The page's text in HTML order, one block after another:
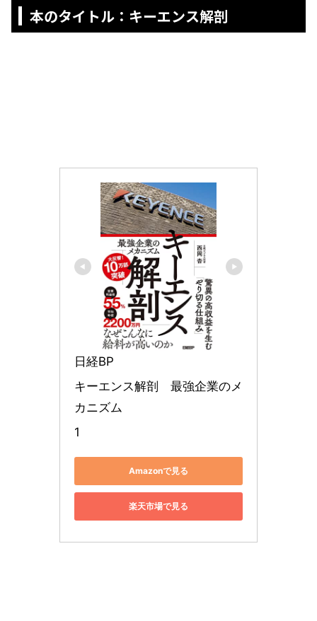
本のタイトル：キーエンス解剖
日経BP
キーエンス解剖　最強企業のメ
カニズム
1
Amazonで見る
楽天市場で見る